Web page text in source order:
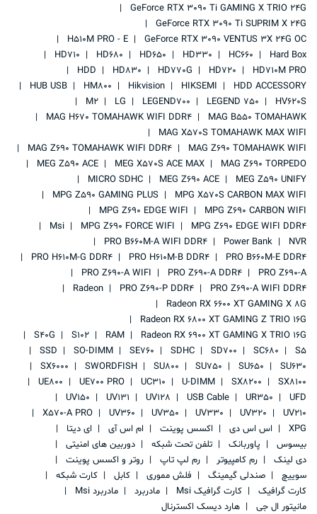
GeForce RTX 3090 Ti GAMING X TRIO 24G
GeForce RTX 3090 Ti SUPRIM X 24G
GeForce RTX 3090 VENTUS 3X 24G OC
H510M PRO - E
Hard Box
HC660
HD330
HD650
HD680
HD710
HD710M PRO
HD720
HD770G
HD830
HDD
HDD ACCESSORY
HIKSEMI
Hikvision
HM800
HUB USB
HV620S
LEGEND 750
LEGEND700
LG
M2
MAG B550 TOMAHAWK
MAG H670 TOMAHAWK WIFI DDR4
MAG X570S TOMAHAWK MAX WIFI
MAG Z690 TOMAHAWK WIFI
MAG Z690 TOMAHAWK WIFI DDR4
MAG Z690 TORPEDO
MEG X570S ACE MAX
MEG Z590 ACE
MEG Z590 UNIFY
MEG Z690 ACE
MICRO SDHC
MPG X570S CARBON MAX WIFI
MPG Z590 GAMING PLUS
MPG Z690 CARBON WIFI
MPG Z690 EDGE WIFI
MPG Z690 EDGE WIFI DDR4
MPG Z690 FORCE WIFI
Msi
NVR
Power Bank
PRO B660M-A WIFI DDR4
PRO B660M-E DDR4
PRO H610M-B DDR4
PRO H610M-G DDR4
PRO Z690-A
PRO Z690-A DDR4
PRO Z690-A WIFI
PRO Z690-A WIFI DDR4
PRO Z690-P DDR4
Radeon
Radeon RX 6600 XT GAMING X 8G
Radeon RX 6800 XT GAMING Z TRIO 16G
Radeon RX 6900 XT GAMING X TRIO 16G
RAM
S102
S40G
S5
SC680
SD700
SDHC
SE760
SO-DIMM
SSD
SU630
SU650
SU750
SU800
SWORDFISH
SX6000
SX8100
SX8200
U-DIMM
UC310
UE700 PRO
UE800
UFD
UR350
USB Cable
UV128
UV131
UV150
UV210
UV320
UV330
UV350
UV360
X570-A PRO
XPG
اس اس دی اکسس پوینت ام اس آی
ای دیتا
بیسوس
پاوربانک تلفن تحت شبکه
دوربین های امنیتی
دی لینک
رم کامپیوتر رم لپ تاپ
روتر و اکسس پوینت
سوییچ
صندلی گیمینگ فلش مموری کابل
کارت شبکه
کارت گرافیک
کارت گرافیک Msi مادربرد
مادربرد Msi
مانیتور ال جی
هارد دیسک اکسترنال